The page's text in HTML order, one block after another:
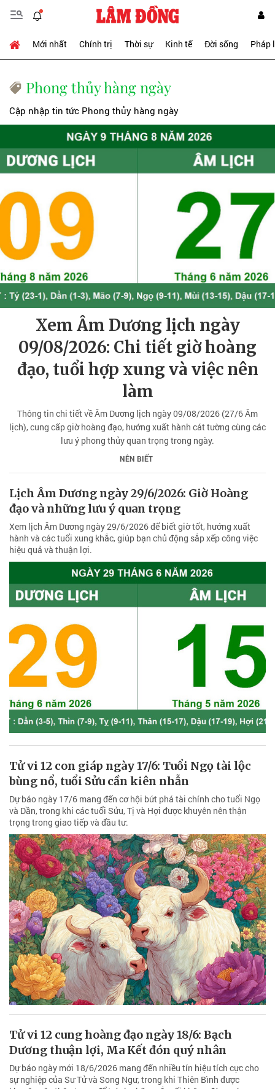
Mới nhất Chính trị Thời sự Kinh tế Đời sống Pháp
Phong thủy hàng ngày
Cập nhập tin tức Phong thủy hàng ngày
Xem Âm Dương lịch ngày
09/08/2026: Chi tiết giờ hoàng
đạo, tuổi hợp xung và việc nên
làm
Thông tin chi tiết về Âm Dương lịch ngày 09/08/2026 (27/6 Âm
lịch), cung cấp giờ hoàng đạo, hướng xuất hành cát tường cùng các
lưu ý phong thủy quan trọng trong ngày.
NÊN BIẾT
Lịch Âm Dương ngày 29/6/2026: Giờ Hoàng
đạo và những lưu ý quan trọng
Xem lịch Âm Dương ngày 29/6/2026 để biết giờ tốt, hướng xuất
hành và các tuổi xung khắc, giúp bạn chủ động sắp xếp công việc
hiệu quả và thuận lợi.
Tử vi 12 con giáp ngày 17/6: Tuổi Ngọ tài lộc
bùng nổ, tuổi Sửu cần kiên nhẫn
Dự báo ngày 17/6 mang đến cơ hội bứt phá tài chính cho tuổi Ngọ
và Dần, trong khi các tuổi Sửu, Tị và Hợi được khuyên nên thận
trọng trong giao tiếp và đầu tư.
Tử vi 12 cung hoàng đạo ngày 18/6: Bạch
Dương thuận lợi, Ma Kết đón quý nhân
Dự báo ngày mới 18/6/2026 mang đến nhiều tín hiệu tích cực cho
sự nghiệp của Sư Tử và Song Ngư, trong khi Thiên Bình được